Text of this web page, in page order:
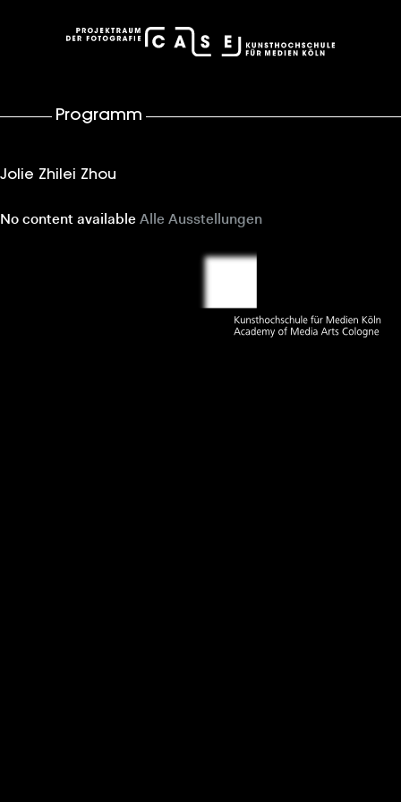
case – Projektraum der Fotografie
Programm
Jolie Zhilei Zhou
No content available Alle Ausstellungen